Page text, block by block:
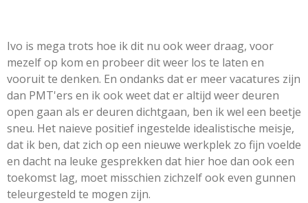
Ivo is mega trots hoe ik dit nu ook weer draag, voor
mezelf op kom en probeer dit weer los te laten en
vooruit te denken. En ondanks dat er meer vacatures zijn
dan PMT'ers en ik ook weet dat er altijd weer deuren
open gaan als er deuren dichtgaan, ben ik wel een beetje
sneu. Het naieve positief ingestelde idealistische meisje,
dat ik ben, dat zich op een nieuwe werkplek zo fijn voelde
en dacht na leuke gesprekken dat hier hoe dan ook een
toekomst lag, moet misschien zichzelf ook even gunnen
teleurgesteld te mogen zijn.